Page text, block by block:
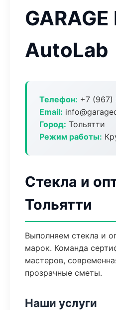
AutoLab
Телефон: +7 (967)
Email:
Город: Тольятти
Режим работы:
Стекла и
Тольятти
Выполняем стекла и
марок. Команда
мастеров,
прозрачные сметы.
Наши услуги